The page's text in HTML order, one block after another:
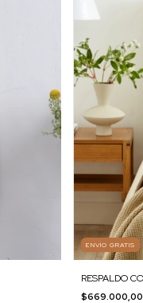
ENVÍO GRATIS
RESPALDO
$669.000,00